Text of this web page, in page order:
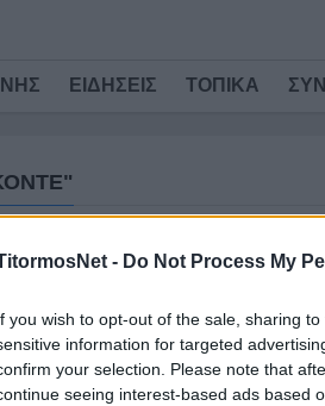
- Do Not Process My
you wish to opt-out of the sale, sharing
information for targeted
your selection. Please note that
seeing interest-based ads based
ΕΙΔΗΣΕΙΣ ΤΟΠΙΚΑ
Φόβοι στον
Κόντε
Ο Πέδρο Κόντε
όχι ο κορυφαίος
Κηφισιά